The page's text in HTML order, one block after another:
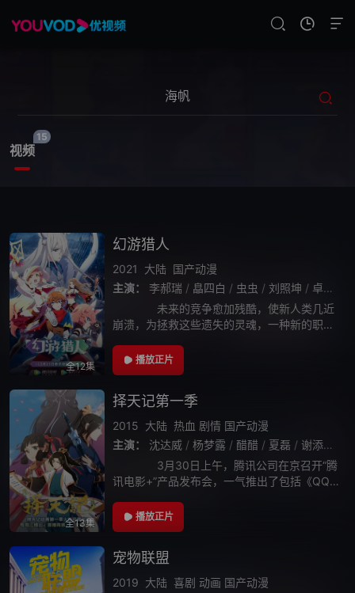
视频
15
全12集
幻游猎人
2021 大陆 国产动漫
主演：
李郝瑞 / 皛四白 / 虫虫 / 刘照坤 / 卓思源
未来的竞争愈加残酷，使新人类几近
崩溃，为拯救这些遗失的灵魂，一种新的职业
猎人身份为目标的年轻人，进入了名为“勇者大
陆”的游戏世界里，开始了他们意想不到
播放正片
全13集
择天记第一季
2015 大陆 热血 剧情 国产动漫
主演：
沈达威 / 杨梦露 / 醋醋 / 夏磊 / 谢添天
3月30日上午，腾讯公司在京召开“腾
讯电影+”产品发布会，一气推出了包括《QQ炫
兄》和《择天记》在内的五个明星IP，进行影
视制作开发，而这五个IP则分别
播放正片
宠物联盟
2019 大陆 喜剧 动画 国产动漫